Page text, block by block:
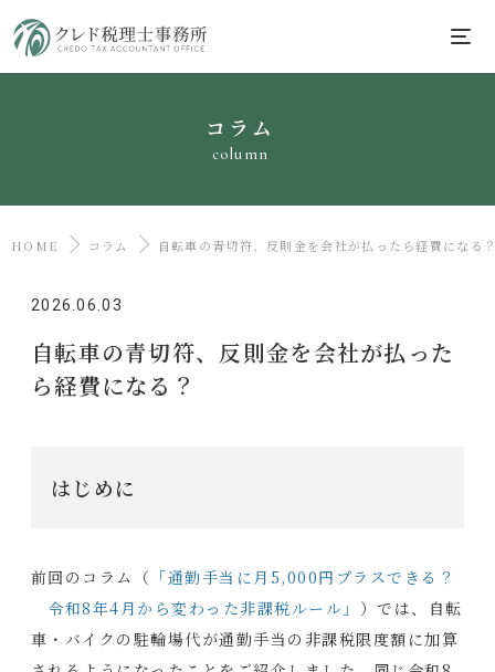
コラム
column
HOME コラム 自転車の青切符、反則金を会社が払ったら経費になる
2026.06.03
自転車の青切符、反則金を会社が払った
ら経費になる？
はじめに
前回のコラム（ 「通勤手当に月5,000円プラスできる？
令和8年4月から変わった非課税ルール」 ）では、自転
車・バイクの駐輪場代が通勤手当の非課税限度額に加算